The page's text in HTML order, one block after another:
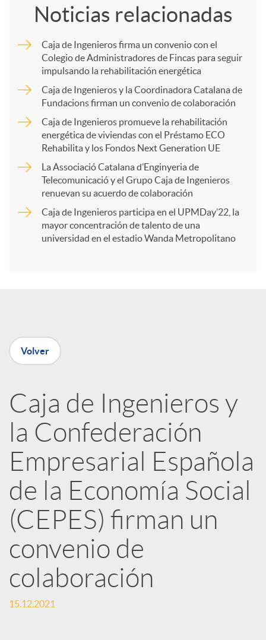
n
R
e
d
e
s
S
o
Noticias relacionadas
Caja de Ingenieros firma un convenio con el
Colegio de Administradores de Fincas para seguir
impulsando la rehabilitación energética
Caja de Ingenieros y la Coordinadora Catalana de
Fundacions firman un convenio de colaboración
Caja de Ingenieros promueve la rehabilitación
energética de viviendas con el Préstamo ECO
Rehabilita y los Fondos Next Generation UE
La Associació Catalana d’Enginyeria de
Telecomunicació y el Grupo Caja de Ingenieros
renuevan su acuerdo de colaboración
Caja de Ingenieros participa en el UPMDay’22, la
mayor concentración de talento de una
universidad en el estadio Wanda Metropolitano
Volver
Caja de Ingenieros y
la Confederación
Empresarial Española
de la Economía Social
(CEPES) firman un
convenio de
colaboración
15.12.2021